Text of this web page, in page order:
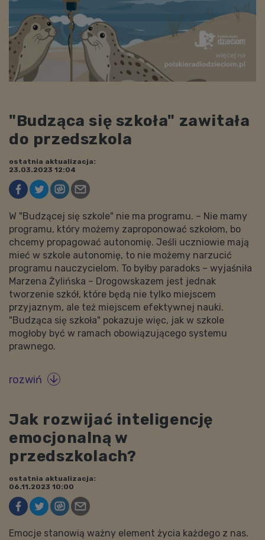
"Budząca się szkoła" zawitała
do przedszkola
ostatnia aktualizacja:
23.03.2023 12:04
W "Budzącej się szkole" nie ma programu. – Nie mamy
programu, który możemy zaproponować szkołom, bo
chcemy propagować autonomię. Jeśli uczniowie mają
mieć w szkole autonomię, to nie możemy narzucić
programu nauczycielom. To byłby paradoks – wyjaśniła
Marzena Żylińska – Drogowskazem jest jednak
tworzenie szkół, które będą nie tylko miejscem
przyjaznym, ale też miejscem efektywnej nauki.
"Budząca się szkoła" pokazuje więc, jak w szkole
mogłoby być w ramach obowiązującego systemu
prawnego.
rozwiń 
Jak rozwijać inteligencję
emocjonalną w
przedszkolach?
ostatnia aktualizacja:
06.11.2023 10:00
Emocje stanowią ważny element życia każdego z nas.